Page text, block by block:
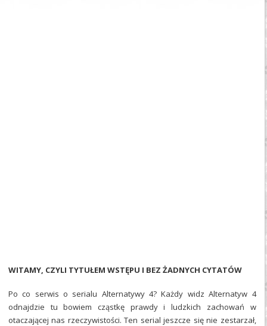
WITAMY, CZYLI TYTUŁEM WSTĘPU I BEZ ŻADNYCH CYTATÓW
Po co serwis o serialu Alternatywy 4? Każdy widz Alternatyw 4
odnajdzie tu bowiem cząstkę prawdy i ludzkich zachowań w
otaczającej nas rzeczywistości. Ten serial jeszcze się nie zestarzał,